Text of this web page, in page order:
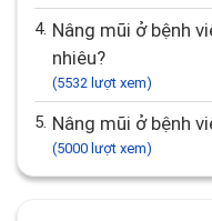
4. Nâng mũi ở bệnh viện đại học y dược giá bao
nhiêu?
(5532 lượt xem)
5. Nâng mũi ở bệnh
(5000 lượt xem)